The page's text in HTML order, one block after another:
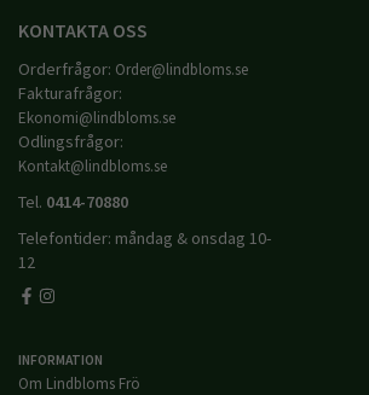
KONTAKTA OSS
Orderfrågor: Order@lindbloms.se
Fakturafrågor:
Ekonomi@lindbloms.se
Odlingsfrågor:
Kontakt@lindbloms.se
Tel. 0414-70880
Telefontider: måndag & onsdag 10-
12
INFORMATION
Om Lindbloms Frö